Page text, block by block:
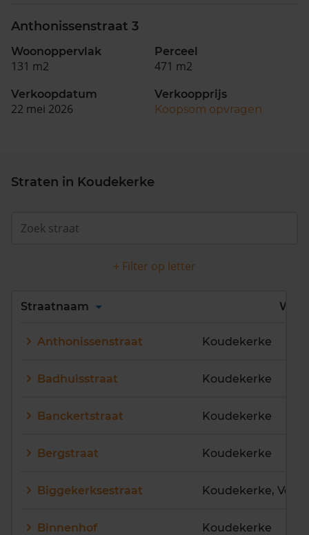
Anthonissenstraat 3
Woonoppervlak
131 m2
Perceel
471 m2
Verkoopdatum
22 mei 2026
Verkoopprijs
Koopsom opvragen
Straten in Koudekerke
+ Filter op letter
Alles
Q
R U
V
Straatnaam Wijk
Anthonissenstraat Koudekerke
Badhuisstraat Koudekerke
Banckertstraat Koudekerke
Bergstraat Koudekerke
Biggekerksestraat
Binnenhof Koudekerke